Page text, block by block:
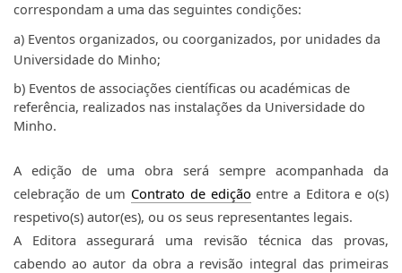
correspondam a uma das seguintes condições:
a) Eventos organizados, ou coorganizados, por unidades da
Universidade do Minho;
b) Eventos de associações científicas ou académicas de
referência, realizados nas instalações da Universidade do
Minho.
A edição de uma obra será sempre acompanhada da
celebração de um Contra​to de edição entre a Editora e o(s)
respetivo(s) autor(es), ou os seus representantes legais.
A Editora assegurará uma revisão técnica das provas,
cabendo ao autor da obra a revisão integral das primeiras